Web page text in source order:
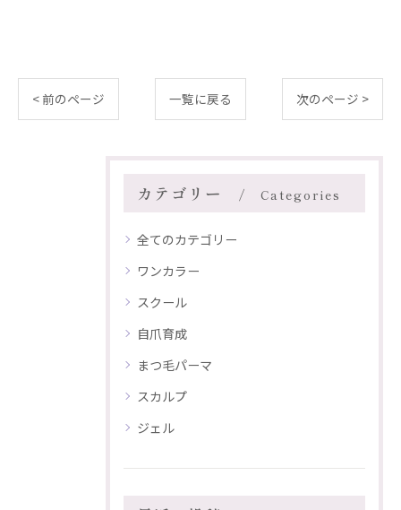
< 前のページ 一覧に戻る 次のページ >
カテゴリー Categories
全てのカテゴリー
ワンカラー
スクール
自爪育成
まつ毛パーマ
スカルプ
ジェル